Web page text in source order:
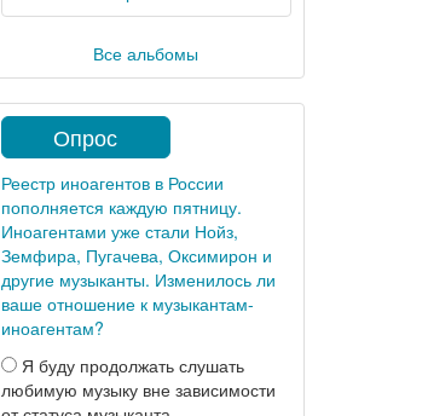
Все альбомы
Опрос
Реестр иноагентов в России
пополняется каждую пятницу.
Иноагентами уже стали Нойз,
Земфира, Пугачева, Оксимирон и
другие музыканты. Изменилось ли
ваше отношение к музыкантам-
иноагентам?
Я буду продолжать слушать
любимую музыку вне зависимости